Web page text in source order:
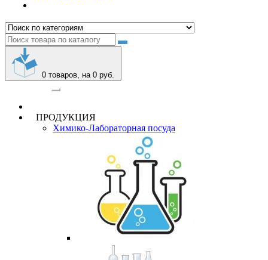
0 товаров, на 0 руб.
ПРОДУКЦИЯ
Химико-Лабораторная посуда